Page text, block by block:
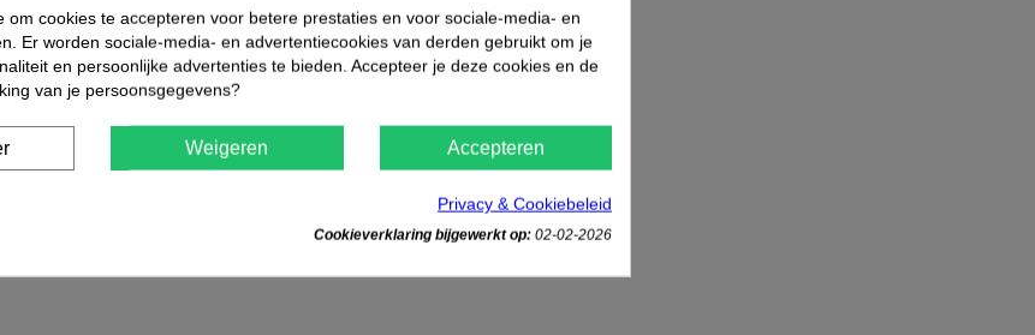
om cookies te accepteren voor betere prestaties en voor sociale-media- en
Er worden sociale-media- en advertentiecookies van derden gebruikt om je
en persoonlijke advertenties te bieden. Accepteer je deze cookies en de
van je persoonsgegevens?
Weigeren Accepteren
Privacy & Cookiebeleid
Cookieverklaring bijgewerkt op: 02-02-2026